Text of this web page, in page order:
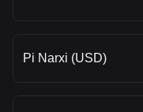
Pi Narxi (USD)